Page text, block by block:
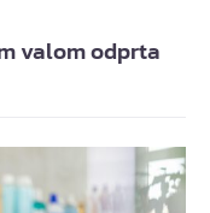
valom odprta